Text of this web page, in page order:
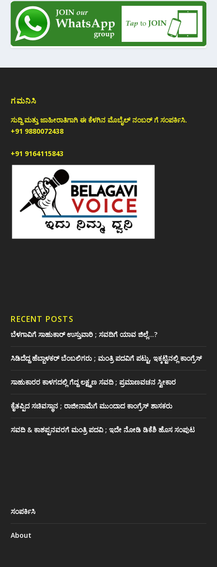
ಗಮನಿಸಿ
ಸುದ್ದಿ ಮತ್ತು ಜಾಹೀರಾತಿಗಾಗಿ ಈ ಕೆಳಗಿನ ಮೊಬೈಲ್ ನಂಬರ್ ಗೆ ಸಂಪರ್ಕಿಸಿ.
+91 9880072438
+91 9164115843
RECENT POSTS
ಬೆಳಗಾವಿಗೆ ಸಾಹುಕಾರ್ ಉಸ್ತುವಾರಿ ; ಸವದಿಗೆ ಯಾವ ಜಿಲ್ಲೆ…?
ಸಿಡಿದೆದ್ದ ಹೆಬ್ಬಾಳಕರ್ ಬೆಂಬಲಿಗರು ; ಮಂತ್ರಿ ಪದವಿಗೆ ‌ಪಟ್ಟು, ಇಕ್ಕಟ್ಟಿನಲ್ಲಿ ಕಾಂಗ್ರೆಸ್
ಸಾಹುಕಾರರ ಕಾಳಗದಲ್ಲಿ ಗೆದ್ದ ಲಕ್ಷ್ಮಣ ಸವದಿ ; ಪ್ರಮಾಣವಚನ ಸ್ವೀಕಾರ
ಕೈತಪ್ಪಿದ ಸಚಿವಸ್ಥಾನ ; ರಾಜೀನಾಮೆಗೆ ಮುಂದಾದ ಕಾಂಗ್ರೆಸ್ ‌ಶಾಸಕರು
ಸವದಿ & ಕಾಶಪ್ಪನವರಗೆ ಮಂತ್ರಿ ಪದವಿ ; ಇದೇ ನೋಡಿ‌ ಡಿಕೆಶಿ ಹೊಸ ಸಂಪುಟ
ಸಂಪರ್ಕಿಸಿ
About